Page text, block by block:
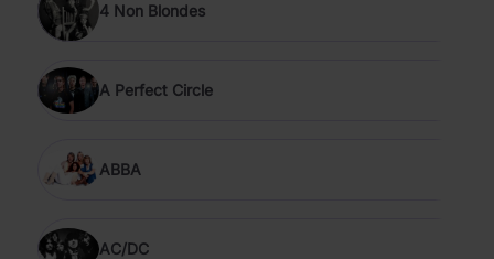
4 Non Blondes
A Perfect Circle
ABBA
AC/DC